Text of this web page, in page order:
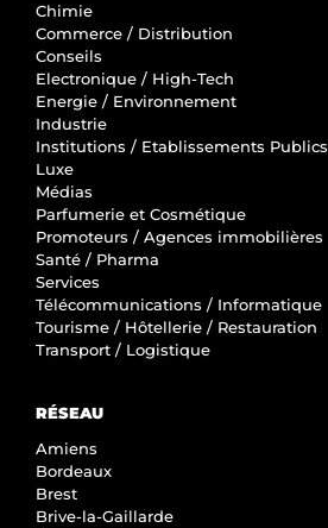
Chimie
Commerce / Distribution
Conseils
Electronique / High-Tech
Energie / Environnement
Industrie
Institutions / Etablissements Publics
Luxe
Médias
Parfumerie et Cosmétique
Promoteurs / Agences immobilières
Santé / Pharma
Services
Télécommunications / Informatique
Tourisme / Hôtellerie / Restauration
Transport / Logistique
RÉSEAU
Amiens
Bordeaux
Brest
Brive-la-Gaillarde